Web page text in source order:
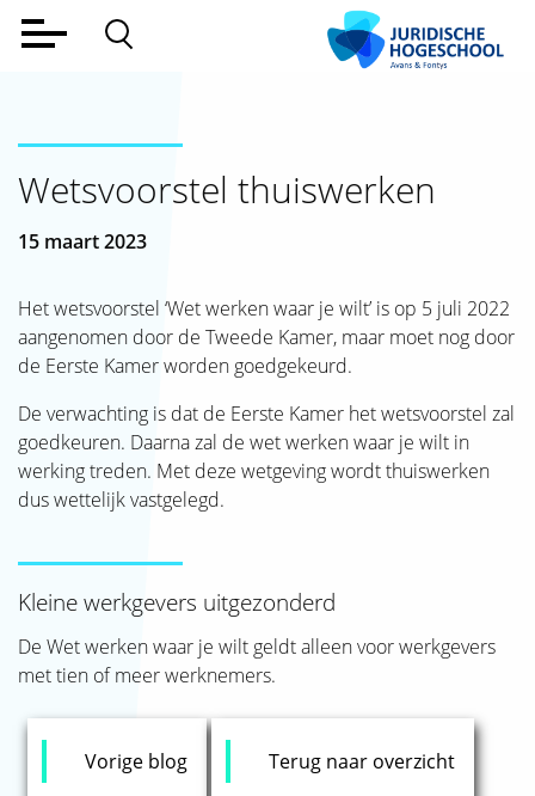
Deeltijd
Werkveld
Lectoraat
Aanmelden
Contact
Wetsvoorstel thuiswerken
15 maart 2023
Het wetsvoorstel ‘Wet werken waar je wilt’ is op 5 juli 2022
aangenomen door de Tweede Kamer, maar moet nog door
de Eerste Kamer worden goedgekeurd.
De verwachting is dat de Eerste Kamer het wetsvoorstel zal
goedkeuren. Daarna zal de wet werken waar je wilt in
werking treden. Met deze wetgeving wordt thuiswerken
dus wettelijk vastgelegd.
Kleine werkgevers uitgezonderd
De Wet werken waar je wilt geldt alleen voor werkgevers
met tien of meer werknemers.
Vorige blog Terug naar overzicht